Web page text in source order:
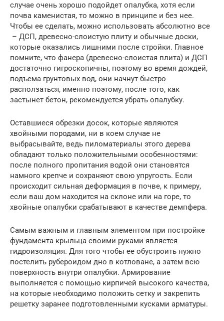
случае очень хорошо подойдет опалубка, хотя если
почва каменистая, то можно в принципе и без нее.
Чтобы ее сделать, можно использовать абсолютно все
– ДСП, древесно-слоистую плиту и обычные доски,
которые оказались лишними после стройки. Главное
помните, что фанера (древесно-слоистая плита) и ДСП
достаточно гигроскопичны, поэтому во время дождей,
подъема грунтовых вод, они начнут быстро
расползаться, именно поэтому, после того, как
застынет бетон, рекомендуется убрать опалубку.
Оставшиеся обрезки досок, которые являются
хвойными породами, ни в коем случае не
выбрасывайте, ведь пиломатериалы этого дерева
обладают только положительными особенностями:
после полного пропитания водой они становятся
намного крепче и сохраняют свою упругость. Если
происходит сильная деформация в почве, к примеру,
если ваш дом находится на склоне или на горе, то
хвойные опалубки срабатывают в качестве демпфера.
Самым важным и главным элементом при постройке
фундамента крыльца своими руками является
гидроизоляция. Для того чтобы ее обустроить нужно
постелить рубероидом дно в котловане, а затем всю
поверхность внутри опалубки. Армирование
выполняется с помощью кирпичей высокого качества,
на которые необходимо положить сетку и закрепить
решетку заранее подготовленными кусками арматуры.